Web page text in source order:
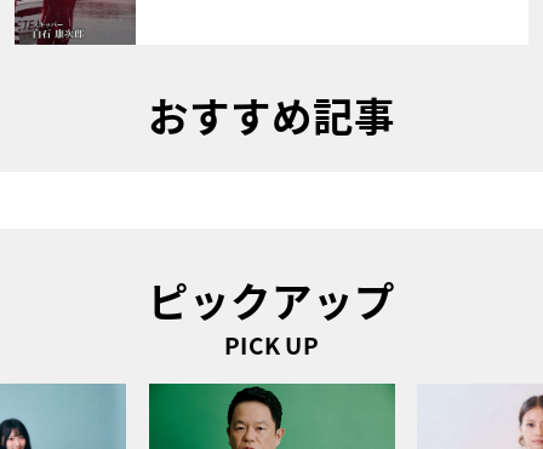
おすすめ記事
ピックアップ
PICK UP